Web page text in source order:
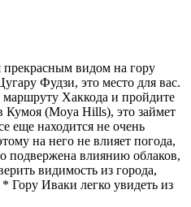
прекрасным видом на гору
Фудзи, это место для вас.
маршруту Хаккода и пройдите
(Moya Hills), это займет
еще находится не очень
на него не влияет погода,
подвержена влиянию облаков,
видимость из города,
Гору Иваки легко увидеть из